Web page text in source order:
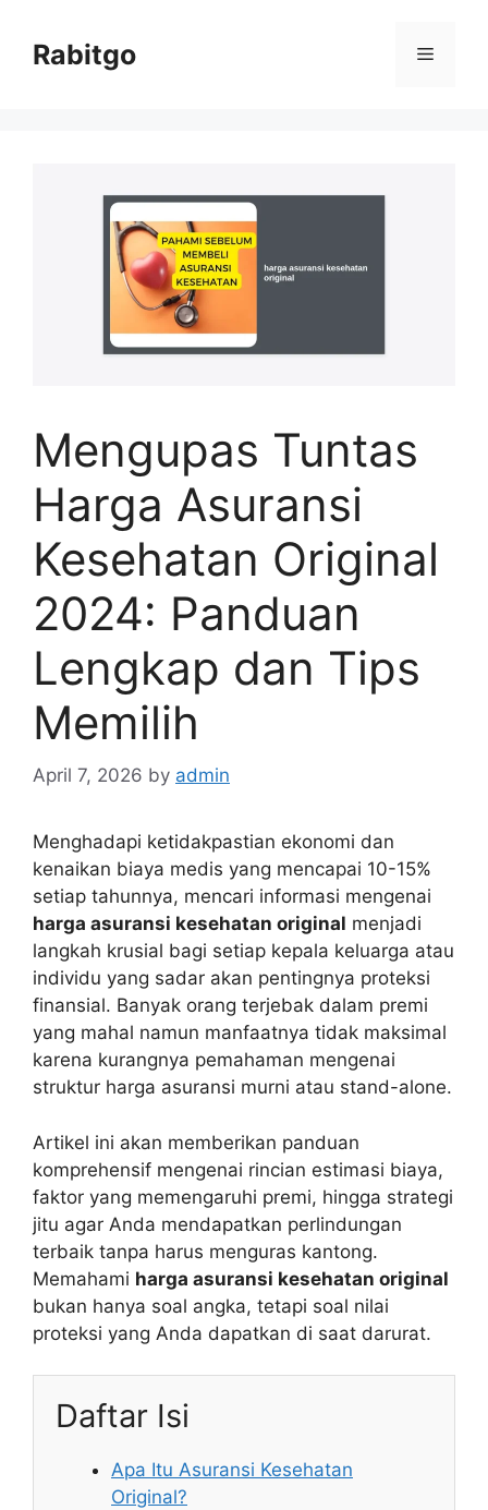
contentRabitgo Menu
Mengupas Tuntas
Harga Asuransi
Kesehatan Original
2024: Panduan
Lengkap dan Tips
Memilih
April 7, 2026 by admin
Menghadapi ketidakpastian ekonomi dan
kenaikan biaya medis yang mencapai 10-15%
setiap tahunnya, mencari informasi mengenai
harga asuransi kesehatan original menjadi
langkah krusial bagi setiap kepala keluarga atau
individu yang sadar akan pentingnya proteksi
finansial. Banyak orang terjebak dalam premi
yang mahal namun manfaatnya tidak maksimal
karena kurangnya pemahaman mengenai
struktur harga asuransi murni atau stand-alone.
Artikel ini akan memberikan panduan
komprehensif mengenai rincian estimasi biaya,
faktor yang memengaruhi premi, hingga strategi
jitu agar Anda mendapatkan perlindungan
terbaik tanpa harus menguras kantong.
Memahami harga asuransi kesehatan original
bukan hanya soal angka, tetapi soal nilai
proteksi yang Anda dapatkan di saat darurat.
Daftar Isi
Apa Itu Asuransi Kesehatan
Original?